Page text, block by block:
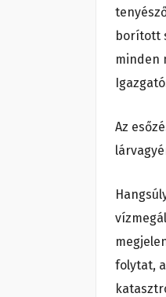
borított
minden
Az
folytat,